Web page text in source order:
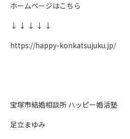
ホームページはこちら
↓ ↓ ↓ ↓ ↓
https://happy-konkatsujuku.jp/
宝塚市結婚相談所 ハッピー婚活塾
足立まゆみ